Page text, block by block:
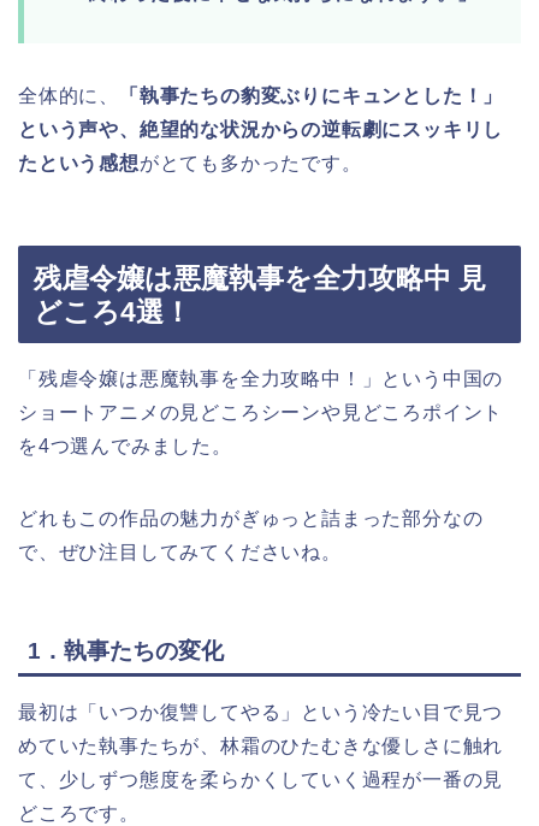
全体的に、
「執事たちの豹変ぶりにキュンとした！」
という声や、絶望的な状況からの逆転劇にスッキリし
たという感想がとても多かったです。
残虐令嬢は悪魔執事を全力攻略中 見
どころ4選！
「残虐令嬢は悪魔執事を全力攻略中！」という中国の
ショートアニメの見どころシーンや見どころポイント
を4つ選んでみました。
どれもこの作品の魅力がぎゅっと詰まった部分なの
で、ぜひ注目してみてくださいね。
1．執事たちの変化
最初は「いつか復讐してやる」という冷たい目で見つ
めていた執事たちが、林霜のひたむきな優しさに触れ
て、少しずつ態度を柔らかくしていく過程が一番の見
どころです。